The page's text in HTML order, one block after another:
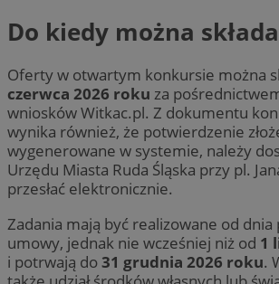
Do kiedy można
Oferty w otwartym konkursie można
czerwca 2026 roku za
wniosków Witkac.pl. Z dokumentu
wynika również, że potwierdzenie
wygenerowane w systemie, należy
Urzędu Miasta Ruda Śląska przy pl.
przesłać elektronicznie.
Zadania mają być realizowane od dnia
umowy, jednak nie wcześniej niż od 1
i potrwają do31 grudnia 2026 roku.